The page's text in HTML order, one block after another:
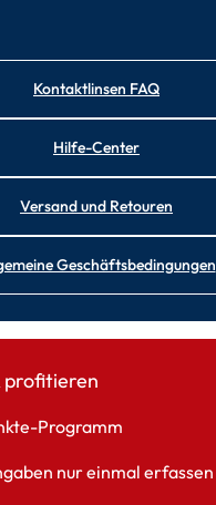
Kontaktlinsen FAQ
Hilfe-Center
Versand und Retouren
Geschäftsbedingungen
profitieren
Programm
nur einmal erfassen